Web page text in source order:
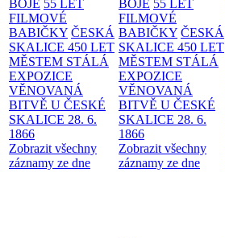
BOJE 55 LET
FILMOVÉ
BABIČKY ČESKÁ
SKALICE 450 LET
MĚSTEM STÁLÁ
EXPOZICE
VĚNOVANÁ
BITVĚ U ČESKÉ
SKALICE 28. 6.
1866
Zobrazit všechny
záznamy ze dne
BOJE 55 LET
FILMOVÉ
BABIČKY ČESKÁ
SKALICE 450 LET
MĚSTEM STÁLÁ
EXPOZICE
VĚNOVANÁ
BITVĚ U ČESKÉ
SKALICE 28. 6.
1866
Zobrazit všechny
záznamy ze dne